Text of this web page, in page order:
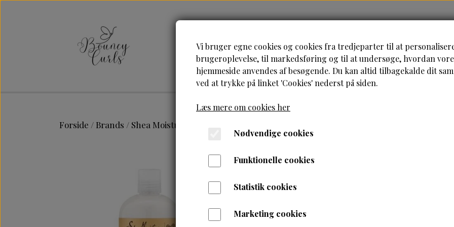
HJEM HÅRPLEJE HUDPLEJE
Forside Brands Shea Moisture
Shea Moisture-Papaya
83,85 kr.
Vi bruger egne cookies og cookies fra tredjeparter til at
brugeroplevelse, til markedsføring og til at undersøge, hvordan
hjemmeside anvendes af besøgende. Du kan altid tilbagekalde dit
ved at trykke på linket 'Cookies' nederst på siden.
Læs mere om cookies her
Nødvendige cookies
Funktionelle cookies
Statistik cookies
Marketing cookies